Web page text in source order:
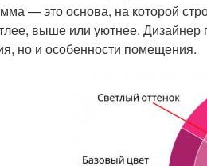
— это основа, на которой
выше или уютнее. Дизайнер
но и особенности помещения.